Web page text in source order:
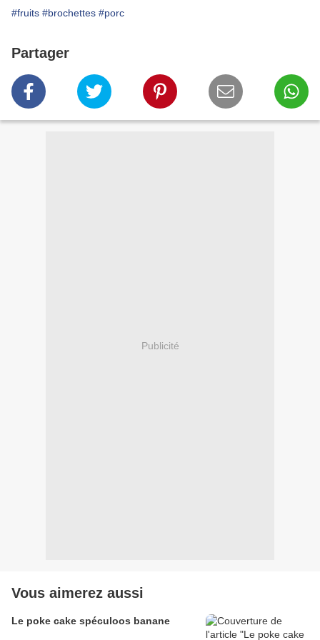
#fruits #brochettes #porc
Partager
Publicité
Vous aimerez aussi
Le poke cake spéculoos banane